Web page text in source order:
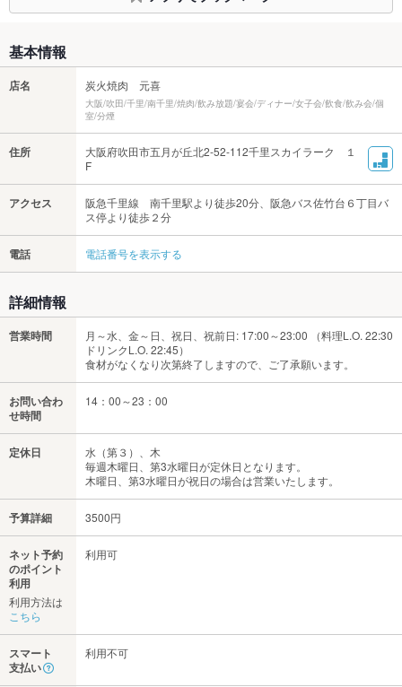
基本情報
店名 炭火焼肉 元喜
大阪/吹田/千里/南千里/焼肉/飲み放題/宴会/ディナー/女子会/飲食/飲み会/個
室/分煙
住所
大阪府吹田市五月が丘北2-52-112千里スカイラーク １
F
アクセス
阪急千里線 南千里駅より徒歩20分、阪急バス佐竹台６丁目バ
ス停より徒歩２分
電話 電話番号を表示する
詳細情報
営業時間
月～水、金～日、祝日、祝前日: 17:00～23:00 （料理L.O. 22:30
ドリンクL.O. 22:45）
食材がなくなり次第終了しますので、ご了承願います。
お問い合わ
せ時間
14：00～23：00
定休日
水（第３）、木
毎週木曜日、第3水曜日が定休日となります。
木曜日、第3水曜日が祝日の場合は営業いたします。
予算詳細 3500円
ネット予約
のポイント
利用
利用方法は
こちら
利用可
スマート
支払い
利用不可